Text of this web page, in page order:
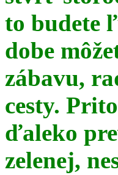
to budete
dobe
zábavu,
cesty.
ďaleko
zelenej,